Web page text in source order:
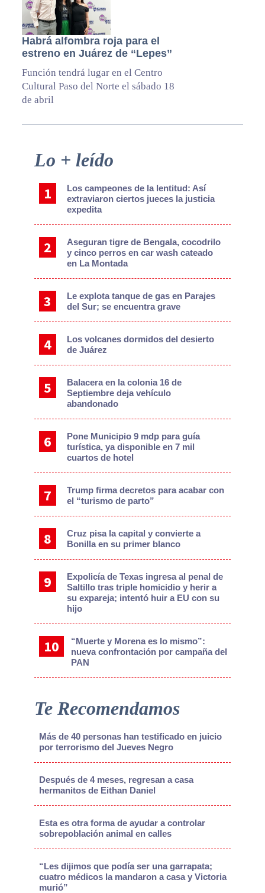
Habrá alfombra roja para el
estreno en Juárez de “Lepes”
Función tendrá lugar en el Centro
Cultural Paso del Norte el sábado 18
de abril
Primary
Sidebar
Lo + leído
Los campeones de la lentitud: Así
extraviaron ciertos jueces la justicia
expedita
Aseguran tigre de Bengala, cocodrilo
y cinco perros en car wash cateado
en La Montada
Le explota tanque de gas en Parajes
del Sur; se encuentra grave
Los volcanes dormidos del desierto
de Juárez
Balacera en la colonia 16 de
Septiembre deja vehículo
abandonado
Pone Municipio 9 mdp para guía
turística, ya disponible en 7 mil
cuartos de hotel
Trump firma decretos para acabar con
el “turismo de parto”
Cruz pisa la capital y convierte a
Bonilla en su primer blanco
Expolicía de Texas ingresa al penal de
Saltillo tras triple homicidio y herir a
su expareja; intentó huir a EU con su
hijo
“Muerte y Morena es lo mismo”:
nueva confrontación por campaña del
PAN
Te Recomendamos
Más de 40 personas han testificado en juicio
por terrorismo del Jueves Negro
Después de 4 meses, regresan a casa
hermanitos de Eithan Daniel
Esta es otra forma de ayudar a controlar
sobrepoblación animal en calles
“Les dijimos que podía ser una garrapata;
cuatro médicos la mandaron a casa y Victoria
murió”